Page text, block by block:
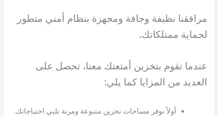
مرافقنا نظيفة وجافة ومجهزة بنظام أمني متطور
لحماية ممتلكاتك.
عندما تقوم بتخزين أمتعتك معنا، تحصل على
العديد من المزايا كما يلي:
أولاً نوفر مساحات تخزين متنوعة ومرنة تلبي احتياجاتك.